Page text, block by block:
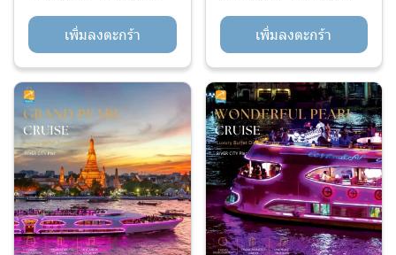
เพิ่มลงตะกร้า เพิ่มลงตะกร้า